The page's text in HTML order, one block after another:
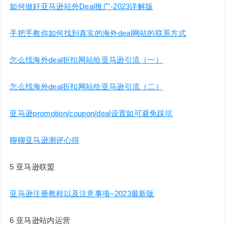
如何做好亚马逊站外Deal推广-2023详解版
手把手教你如何找到真实的海外deal网站的联系方式
怎么找海外deal折扣网站给亚马逊引流（一）
怎么找海外deal折扣网站给亚马逊引流（二）
亚马逊promotion/coupon/deal设置如可避免踩坑
聊聊亚马逊测评心得
5 亚马逊联盟
亚马逊注册教程以及注意事项–2023最新版
6 亚马逊站内运营